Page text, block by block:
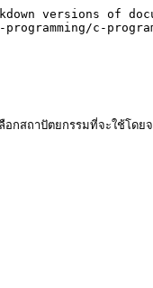
versions of
c-
ถาปัตยกรรมที่จะใช้โดยจ